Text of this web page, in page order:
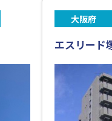
大阪府
エスリード